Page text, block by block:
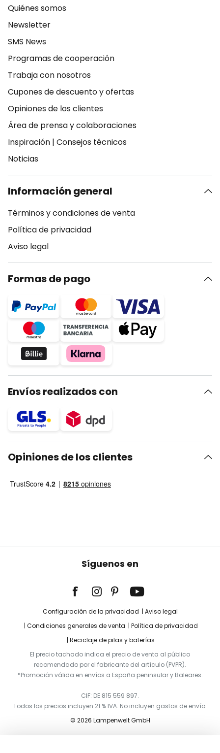
Quiénes somos
Newsletter
SMS News
Programas de cooperación
Trabaja con nosotros
Cupones de descuento y ofertas
Opiniones de los clientes
Área de prensa y colaboraciones
Inspiración | Consejos técnicos
Noticias
Información general
Términos y condiciones de venta
Política de privacidad
Aviso legal
Formas de pago
Envíos realizados con
Opiniones de los clientes
Síguenos en
Configuración de la privacidad
Aviso legal
Condiciones generales de venta
Política de privacidad
Reciclaje de pilas y baterías
El precio tachado indica el precio de venta al público
recomendado por el fabricante del artículo (PVPR).
*Promoción válida en envíos a España peninsular y Baleares.
CIF: DE 815 559 897.
Todos los precios incluyen 21 % IVA. No incluyen gastos de envío.
© 2026 Lampenwelt GmbH